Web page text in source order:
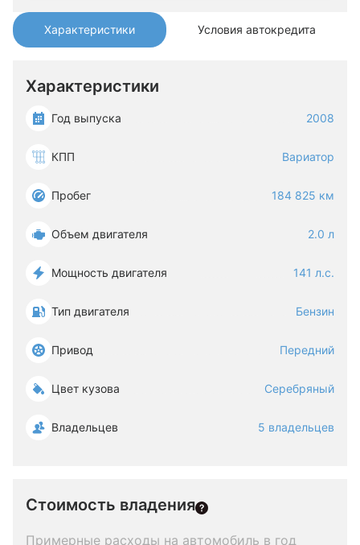
Характеристики Условия автокредита
Характеристики
Год выпуска 2008
КПП Вариатор
Пробег 184 825 км
Объем двигателя 2.0 л
Мощность двигателя 141 л.с.
Тип двигателя Бензин
Привод Передний
Цвет кузова Серебряный
Владельцев 5 владельцев
Стоимость владения
Примерные расходы на автомобиль в год